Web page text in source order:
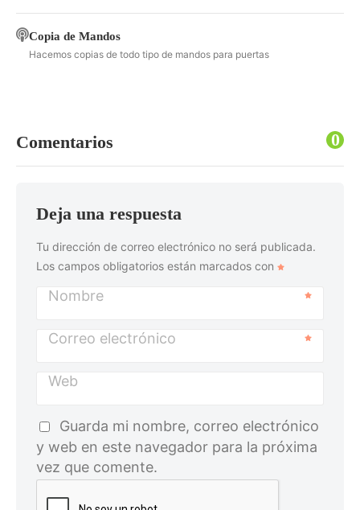
Copia de Mandos
Hacemos copias de todo tipo de mandos para puertas
Comentarios 0
Deja una respuesta
Tu dirección de correo electrónico no será publicada.
Los campos obligatorios están marcados con
Nombre
Correo electrónico
Web
Guarda mi nombre, correo electrónico
y web en este navegador para la próxima
vez que comente.